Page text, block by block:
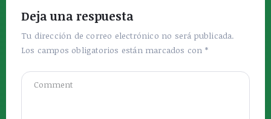
Deja una respuesta
Tu dirección de correo electrónico no será publicada.
Los campos obligatorios están marcados con *